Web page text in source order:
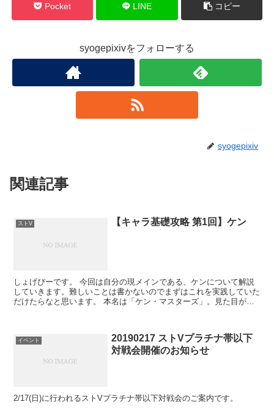
Pocket LINE コピー
syogepixivをフォローする
syogepixiv
関連記事
ストV 【キャラ基礎攻略 第1回】ケン
しょげぴーです。 今回は自分の現メインである、ケンについて解説
していきます。難しいことは書かないのでまずはこれを実践していた
だけたらなと思います。 本名は「ケン・マスターズ」。見た目が今
イベント
20190217 ストVプラチナ帯以下
対戦会開催のお知らせ
2/17(日)に行われるストVプラチナ帯以下対戦会のご案内です。